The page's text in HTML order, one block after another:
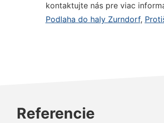
kontaktujte nás pre viac
Podlaha do haly Zurndorf,
Referencie